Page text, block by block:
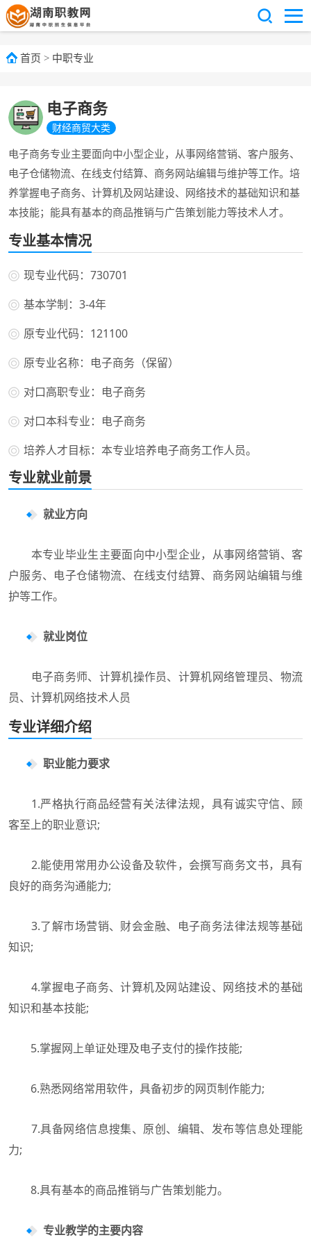
首页 > 中职专业
电子商务
财经商贸大类
电子商务专业主要面向中小型企业，从事网络营销、客户服务、
电子仓储物流、在线支付结算、商务网站编辑与维护等工作。培
养掌握电子商务、计算机及网站建设、网络技术的基础知识和基
本技能；能具有基本的商品推销与广告策划能力等技术人才。
专业基本情况
现专业代码：730701
基本学制：3-4年
原专业代码：121100
原专业名称：电子商务（保留）
对口高职专业：电子商务
对口本科专业：电子商务
培养人才目标：本专业培养电子商务工作人员。
专业就业前景
就业方向
本专业毕业生主要面向中小型企业，从事网络营销、客
户服务、电子仓储物流、在线支付结算、商务网站编辑与维
护等工作。
就业岗位
电子商务师、计算机操作员、计算机网络管理员、物流
员、计算机网络技术人员
专业详细介绍
职业能力要求
1.严格执行商品经营有关法律法规，具有诚实守信、顾
客至上的职业意识;
2.能使用常用办公设备及软件，会撰写商务文书，具有
良好的商务沟通能力;
3.了解市场营销、财会金融、电子商务法律法规等基础
知识;
4.掌握电子商务、计算机及网站建设、网络技术的基础
知识和基本技能;
5.掌握网上单证处理及电子支付的操作技能;
6.熟悉网络常用软件，具备初步的网页制作能力;
7.具备网络信息搜集、原创、编辑、发布等信息处理能
力;
8.具有基本的商品推销与广告策划能力。
专业教学的主要内容